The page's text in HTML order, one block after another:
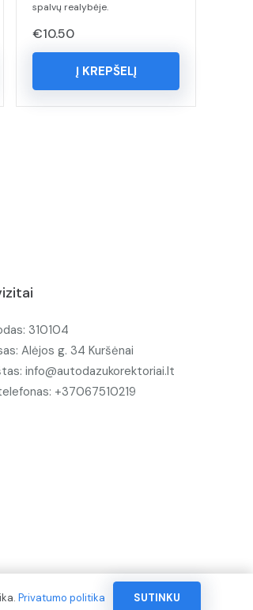
spalvų realybėje.
€10.50
Į KREPŠELĮ
310104
Alėjos g. 34 Kuršėnai
info@autodazukorektoriai.lt
+37067510219
Privatumo politika SUTINKU